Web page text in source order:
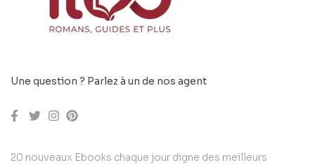
Une question ? Parlez à un de nos agent
20 nouveaux Ebooks chaque jour digne des meilleurs